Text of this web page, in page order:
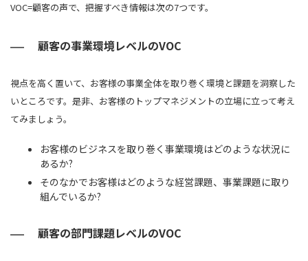
VOC=顧客の声で、把握すべき情報は次の7つです。
顧客の事業環境レベルのVOC
視点を高く置いて、お客様の事業全体を取り巻く環境と課題を洞察した
いところです。是非、お客様のトップマネジメントの立場に立って考え
てみましょう。
お客様のビジネスを取り巻く事業環境はどのような状況に
あるか?
そのなかでお客様はどのような経営課題、事業課題に取り
組んでいるか?
顧客の部門課題レベルのVOC